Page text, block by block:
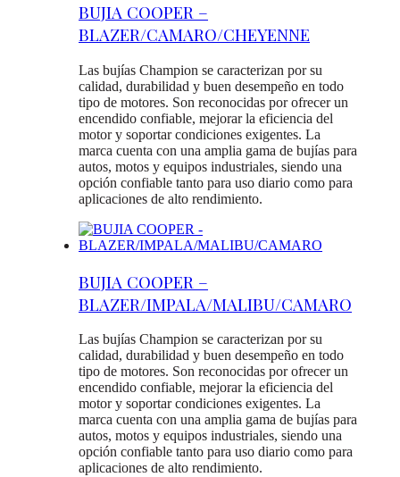
BUJIA COOPER –
BLAZER/CAMARO/CHEYENNE
Las bujías Champion se caracterizan por su
calidad, durabilidad y buen desempeño en todo
tipo de motores. Son reconocidas por ofrecer un
encendido confiable, mejorar la eficiencia del
motor y soportar condiciones exigentes. La
marca cuenta con una amplia gama de bujías para
autos, motos y equipos industriales, siendo una
opción confiable tanto para uso diario como para
aplicaciones de alto rendimiento.
BUJIA COOPER –
BLAZER/IMPALA/MALIBU/CAMARO
Las bujías Champion se caracterizan por su
calidad, durabilidad y buen desempeño en todo
tipo de motores. Son reconocidas por ofrecer un
encendido confiable, mejorar la eficiencia del
motor y soportar condiciones exigentes. La
marca cuenta con una amplia gama de bujías para
autos, motos y equipos industriales, siendo una
opción confiable tanto para uso diario como para
aplicaciones de alto rendimiento.